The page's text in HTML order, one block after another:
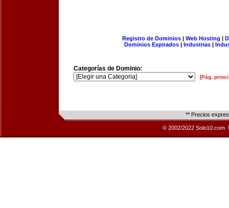
Registro de Dominios| Web Hosting |
Dominios Expirados | Industrias |
Categorías de Dominio:
[Pág.
** Precios
© 2002/2022 Solo10.com